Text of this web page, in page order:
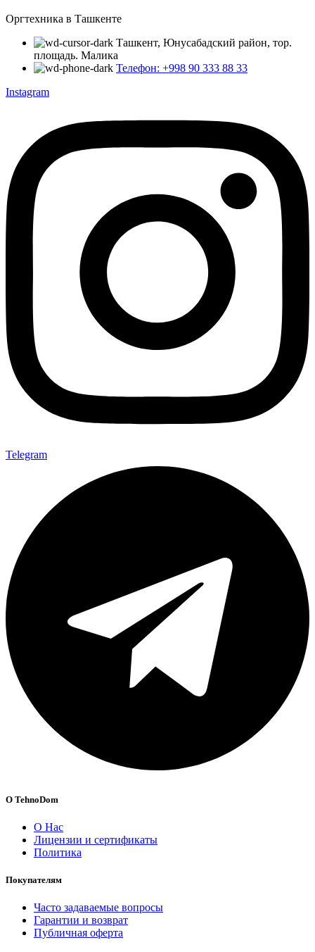
Оргтехника в Ташкенте
Ташкент, Юнусабадский район, тор.
площадь. Малика
Телефон: +998 90 333 88 33
Instagram
Telegram
О TehnoDom
О Нас
Лицензии и сертификаты
Политика
Покупателям
Часто задаваемые вопросы
Гарантии и возврат
Публичная оферта